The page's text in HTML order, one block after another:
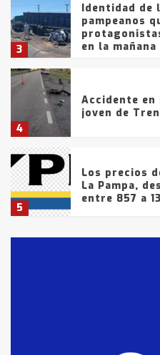
3
Identidad de
pampeanos
en la
4
Accidente
joven de
5
Los precios
La Pampa,
entre 857 a
fueron